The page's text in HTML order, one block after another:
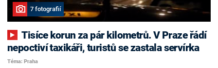
7 fotografií
Tisíce korun za pár kilometrů. V Praze řádí
nepoctiví taxikáři, turistů se zastala servírka
Téma: Praha